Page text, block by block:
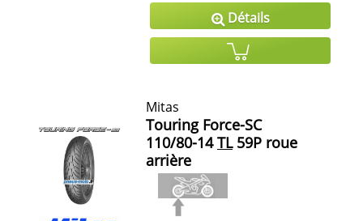
Détails
Mitas
Touring Force-SC
110/80-14 TL59P roue
arrière